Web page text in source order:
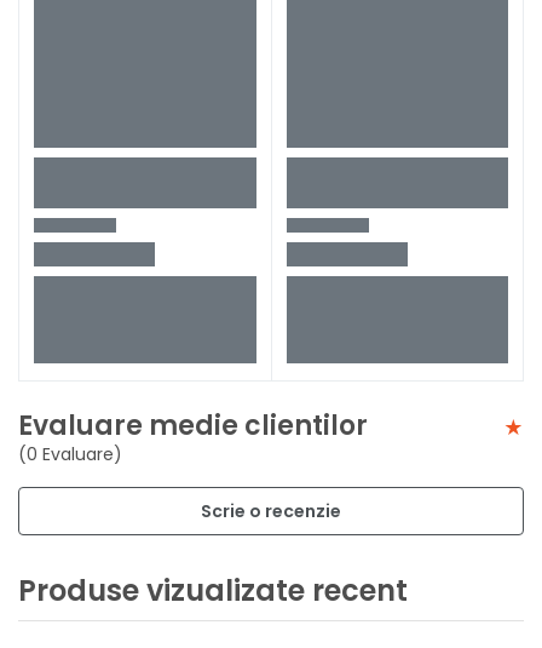
Evaluare medie clientilor
(0 Evaluare)
Scrie o recenzie
Produse vizualizate recent